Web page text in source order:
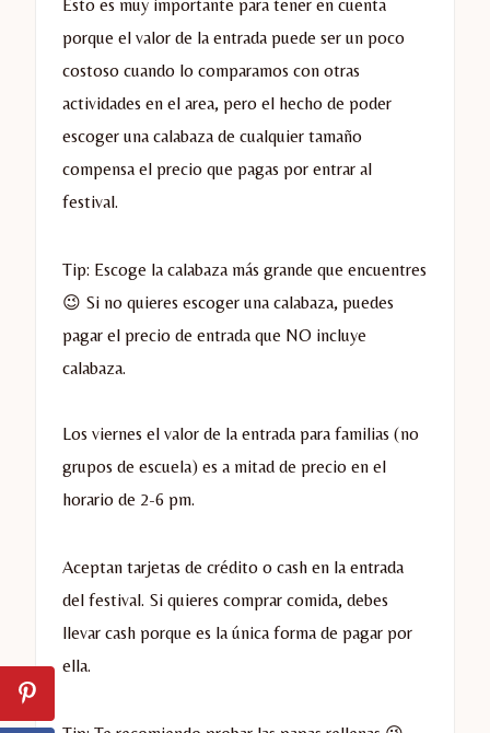
Esto es muy importante para tener en cuenta
porque el valor de la entrada puede ser un poco
costoso cuando lo comparamos con otras
actividades en el area, pero el hecho de poder
escoger una calabaza de cualquier tamaño
compensa el precio que pagas por entrar al
festival.
Tip: Escoge la calabaza más grande que encuentres
😉 Si no quieres escoger una calabaza, puedes
pagar el precio de entrada que NO incluye
calabaza.
Los viernes el valor de la entrada para familias (no
grupos de escuela) es a mitad de precio en el
horario de 2-6 pm.
Aceptan tarjetas de crédito o cash en la entrada
del festival. Si quieres comprar comida, debes
llevar cash porque es la única forma de pagar por
ella.